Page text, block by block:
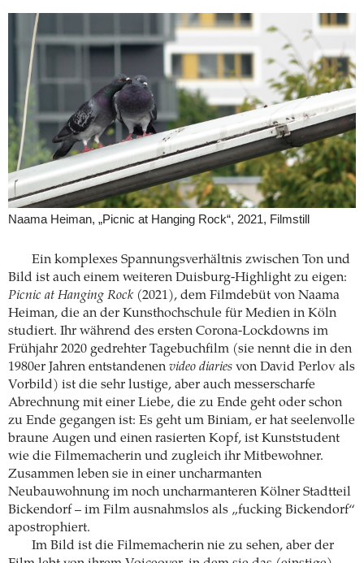
Naama Heiman, „Picnic at Hanging Rock“, 2021, Filmstill
Ein komplexes Spannungsverhältnis zwischen Ton und
Bild ist auch einem weiteren Duisburg-Highlight zu eigen:
Picnic at Hanging Rock (2021), dem Filmdebüt von Naama
Heiman, die an der Kunsthochschule für Medien in Köln
studiert. Ihr während des ersten Corona-Lockdowns im
Frühjahr 2020 gedrehter Tagebuchfilm (sie nennt die in den
1980er Jahren entstandenen video diaries von David Perlov als
Vorbild) ist die sehr lustige, aber auch messerscharfe
Abrechnung mit einer Liebe, die zu Ende geht oder schon
zu Ende gegangen ist: Es geht um Biniam, er hat seelenvolle
braune Augen und einen rasierten Kopf, ist Kunststudent
wie die Filmemacherin und zugleich ihr Mitbewohner.
Zusammen leben sie in einer uncharmanten
Neubauwohnung im noch uncharmanteren Kölner Stadtteil
Bickendorf – im Film ausnahmslos als „fucking Bickendorf“
apostrophiert.
Im Bild ist die Filmemacherin nie zu sehen, aber der